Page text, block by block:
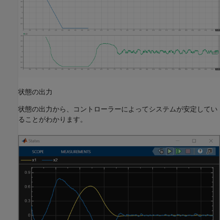
状態の出力
状態の出力から、コントローラーによってシステムが安定してい
ることがわかります。